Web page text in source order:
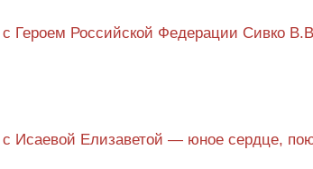
Героем Российской Федерации Сивко
с Исаевой Елизаветой — юное сердце,